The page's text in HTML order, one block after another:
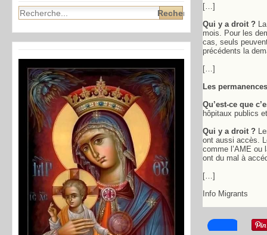
[…]
Qui y a droit ?
mois. Pour les
cas, seuls
précédents la
[…]
Les
Qu’est-ce que
hôpitaux publics
Qui y a droit ?
ont aussi accès.
comme l’AME ou
ont du mal à
[…]
Info Migrants